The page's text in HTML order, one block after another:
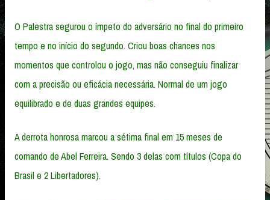
O Palestra segurou o ímpeto do adversário no final do primeiro
tempo e no início do segundo. Criou boas chances nos
momentos que controlou o jogo, mas não conseguiu finalizar
com a precisão ou eficácia necessária. Normal de um jogo
equilibrado e de duas grandes equipes.
A derrota honrosa marcou a sétima final em 15 meses de
comando de Abel Ferreira. Sendo 3 delas com títulos (Copa do
Brasil e 2 Libertadores).